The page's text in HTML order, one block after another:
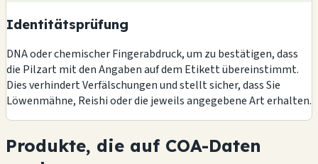
Identitätsprüfung
DNA oder chemischer Fingerabdruck, um zu bestätigen, dass
die Pilzart mit den Angaben auf dem Etikett übereinstimmt.
Dies verhindert Verfälschungen und stellt sicher, dass Sie
Löwenmähne, Reishi oder die jeweils angegebene Art erhalten.
Produkte, die auf COA-Daten